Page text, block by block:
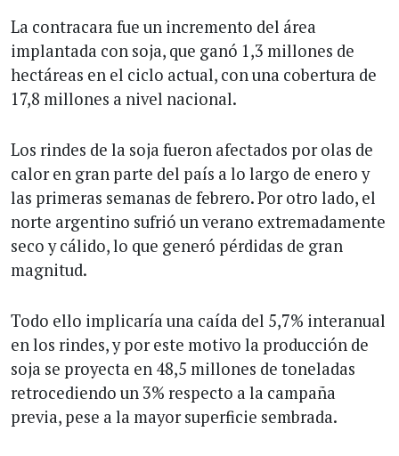
La contracara fue un incremento del área
implantada con soja, que ganó 1,3 millones de
hectáreas en el ciclo actual, con una cobertura de
17,8 millones a nivel nacional.
Los rindes de la soja fueron afectados por olas de
calor en gran parte del país a lo largo de enero y
las primeras semanas de febrero. Por otro lado, el
norte argentino sufrió un verano extremadamente
seco y cálido, lo que generó pérdidas de gran
magnitud.
Todo ello implicaría una caída del 5,7% interanual
en los rindes, y por este motivo la producción de
soja se proyecta en 48,5 millones de toneladas
retrocediendo un 3% respecto a la campaña
previa, pese a la mayor superficie sembrada.